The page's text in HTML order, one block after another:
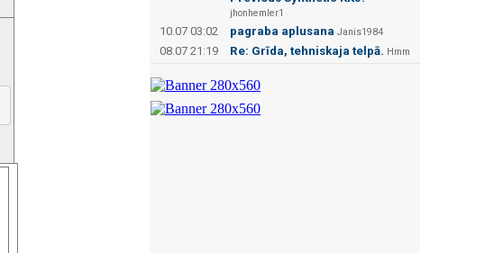
jhonhemler1
10.07 03:02 pagraba aplusana Janis1984
08.07 21:19 Re: Grīda, tehniskaja telpā. Hmm